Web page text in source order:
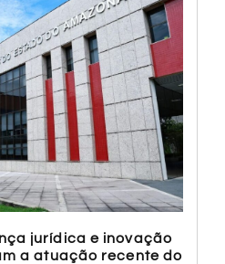
jurídica e inovação
a atuação recente do